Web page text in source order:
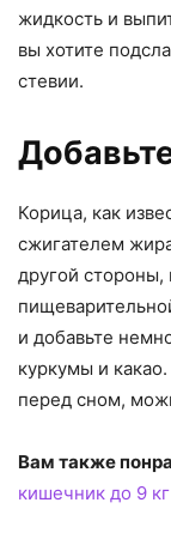
жидкость и
вы хотите
стевии.
Корица, как
сжигателем
другой стороны,
и добавьте
куркумы и
перед сном,
Вам также
кишечник до 9